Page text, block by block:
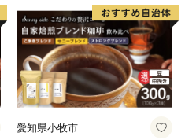
愛知県小牧市